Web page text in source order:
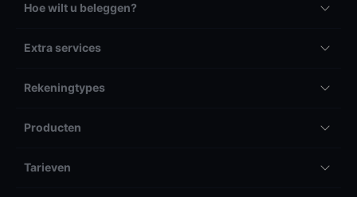
Hoe wilt u beleggen?
Extra services
Rekeningtypes
Producten
Tarieven